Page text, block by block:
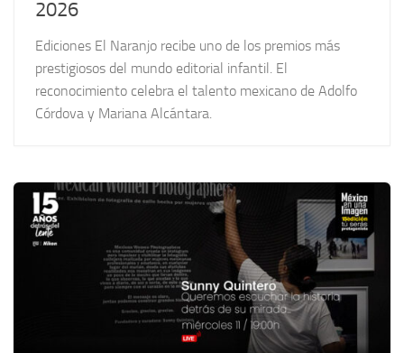
2026
Ediciones El Naranjo recibe uno de los premios más
prestigiosos del mundo editorial infantil. El
reconocimiento celebra el talento mexicano de Adolfo
Córdova y Mariana Alcántara.